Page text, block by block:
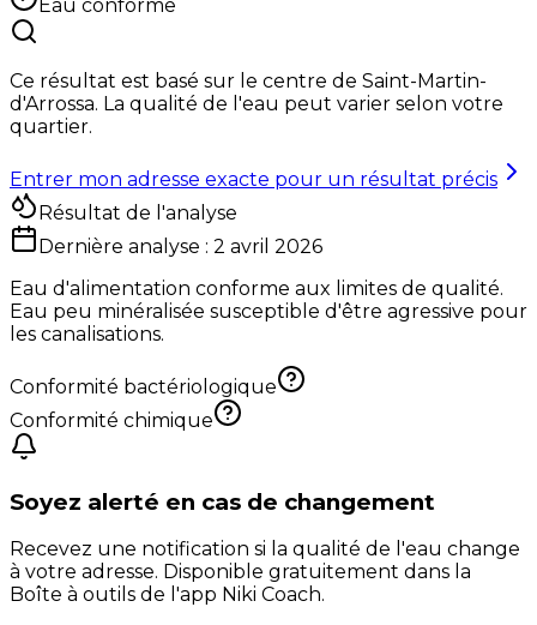
Eau conforme
Ce résultat est basé sur le centre de Saint-Martin-
d'Arrossa. La qualité de l'eau peut varier selon votre
quartier.
Entrer mon adresse exacte pour un résultat précis
Résultat de l'analyse
Dernière analyse : 2 avril 2026
Eau d'alimentation conforme aux limites de qualité.
Eau peu minéralisée susceptible d'être agressive pour
les canalisations.
Conformité bactériologique
Conformité chimique
Soyez alerté en cas de changement
Recevez une notification si la qualité de l'eau change
à votre adresse. Disponible gratuitement dans la
Boîte à outils de l'app Niki Coach.